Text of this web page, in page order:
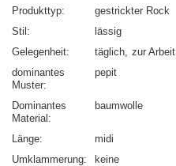
Produkttyp
gestrickter Rock
Stil
lässig
Gelegenheit
täglich zur Arbeit
dominantes
Muster
pepit
Dominantes
Material
baumwolle
Länge
midi
Umklammerung
keine